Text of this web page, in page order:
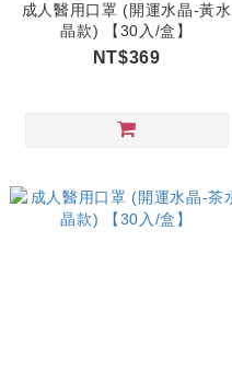
成人醫用口罩 (開運水晶-黃水
晶款) 【30入/盒】
NT$369